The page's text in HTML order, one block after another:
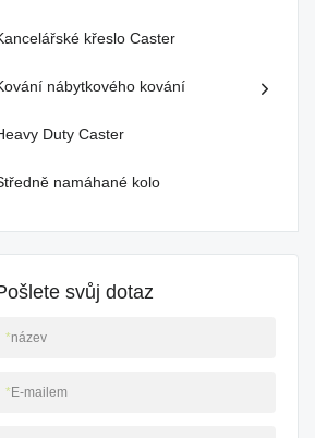
křeslo Caster
nábytkového kování
Duty Caster
namáhané kolo
svůj dotaz
*název
*E-mailem